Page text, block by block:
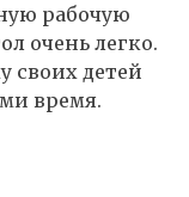
рабочую
очень легко.
своих детей
время.